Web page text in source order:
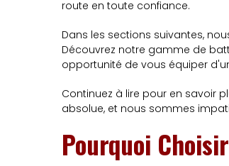
route en toute confiance.
Dans les sections suivantes,
Découvrez notre gamme de
opportunité de vous équiper
Continuez à lire pour en savoir
absolue, et nous sommes
Pourquoi